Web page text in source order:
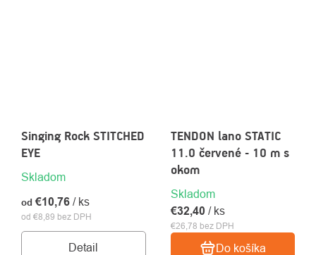
Singing Rock STITCHED
EYE
Skladom
od €8,89 bez DPH
od €10,76 / ks
Detail
TENDON lano STATIC
11.0 červené - 10 m s
okom
Skladom
€26,78 bez DPH
€32,40 / ks
Do košíka